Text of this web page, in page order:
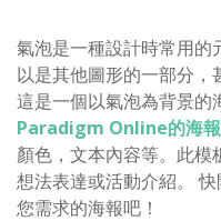
氣泡是一種設計時常用的
以是其他圖形的一部分，
這是一個以氣泡為背景的
Paradigm Online的海
顏色，文本內容等。此模
想法表達或活動介紹。
您需求的海報吧！